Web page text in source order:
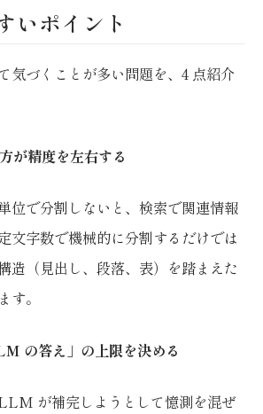
いポイント
気づくことが多い問題を、4 点紹介
が精度を左右する
位で分割しないと、検索で関連情報
文字数で機械的に分割するだけでは
造（見出し、段落、表）を踏まえた
す。
の答え」の上限を決める
が補完しようとして憶測を混ぜ